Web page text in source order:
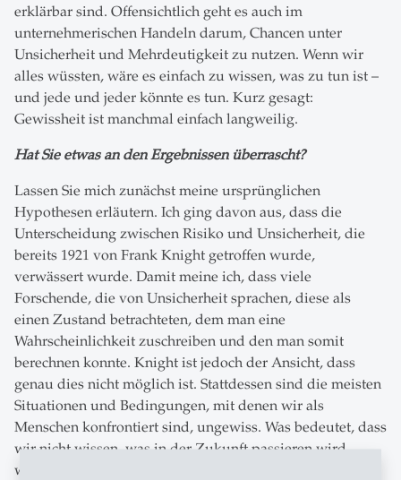
erklärbar sind. Offensichtlich geht es auch im
unternehmerischen Handeln darum, Chancen unter
Unsicherheit und Mehrdeutigkeit zu nutzen. Wenn wir
alles wüssten, wäre es einfach zu wissen, was zu tun ist –
und jede und jeder könnte es tun. Kurz gesagt:
Gewissheit ist manchmal einfach langweilig.
Hat Sie etwas an den Ergebnissen überrascht?
Lassen Sie mich zunächst meine ursprünglichen
Hypothesen erläutern. Ich ging davon aus, dass die
Unterscheidung zwischen Risiko und Unsicherheit, die
bereits 1921 von Frank Knight getroffen wurde,
verwässert wurde. Damit meine ich, dass viele
Forschende, die von Unsicherheit sprachen, diese als
einen Zustand betrachteten, dem man eine
Wahrscheinlichkeit zuschreiben und den man somit
berechnen konnte. Knight ist jedoch der Ansicht, dass
genau dies nicht möglich ist. Stattdessen sind die meisten
Situationen und Bedingungen, mit denen wir als
Menschen konfrontiert sind, ungewiss. Was bedeutet, dass
wir nicht wissen, was in der Zukunft passieren wird,
wenn wir handeln.